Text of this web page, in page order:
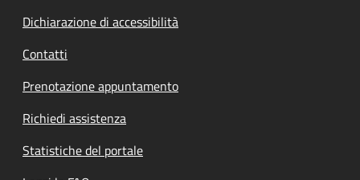
Dichiarazione di accessibilità
Contatti
Prenotazione appuntamento
Richiedi assistenza
Statistiche del portale